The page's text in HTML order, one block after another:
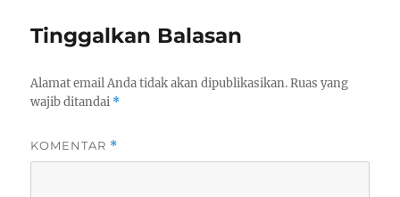
Tinggalkan Balasan
Alamat email Anda tidak akan dipublikasikan. Ruas yang
wajib ditandai *
KOMENTAR *